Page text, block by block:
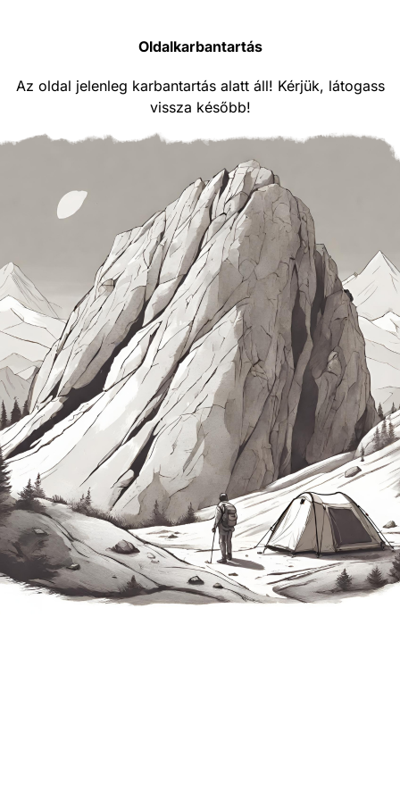
Oldalkarbantartás
Az oldal jelenleg karbantartás alatt áll! Kérjük, látogass
vissza később!